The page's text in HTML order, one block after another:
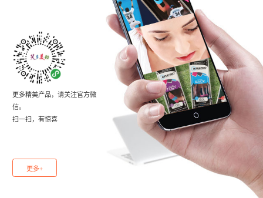
更多精美产品，请关注官方微
信。
扫一扫，有惊喜
更多+